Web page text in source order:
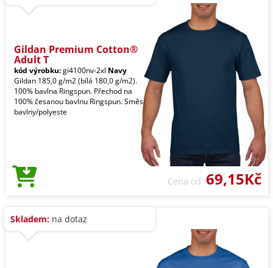
Gildan Premium Cotton®
Adult T
kód výrobku:gi4100nv-2xl Navy
Gildan 185,0 g/m2 (bílá 180,0 g/m2).
100% bavlna Ringspun. Přechod na
100% česanou bavlnu Ringspun. Směs
bavlny/polyeste
Cena od 69,15Kč
Skladem: na dotaz